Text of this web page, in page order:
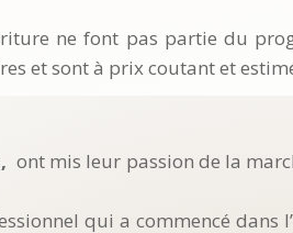
ne font pas partie du
et sont à prix coutant et
ont mis leur passion de la
qui a commencé dans